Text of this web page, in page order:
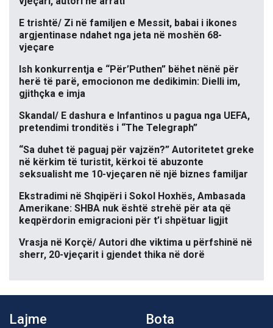
E trishtë/ Zi në familjen e Messit, babai i ikones
argjentinase ndahet nga jeta në moshën 68-
vjeçare
Ish konkurrentja e “Për’Puthen” bëhet nënë për
herë të parë, emocionon me dedikimin: Dielli im,
gjithçka e imja
Skandal/ E dashura e Infantinos u pagua nga UEFA,
pretendimi tronditës i “The Telegraph”
“Sa duhet të paguaj për vajzën?” Autoritetet greke
në kërkim të turistit, kërkoi të abuzonte
seksualisht me 10-vjeçaren në një biznes familjar
Ekstradimi në Shqipëri i Sokol Hoxhës, Ambasada
Amerikane: SHBA nuk është strehë për ata që
keqpërdorin emigracioni për t’i shpëtuar ligjit
Vrasja në Korçë/ Autori dhe viktima u përfshinë në
sherr, 20-vjeçarit i gjendet thika në dorë
Lajme Bota